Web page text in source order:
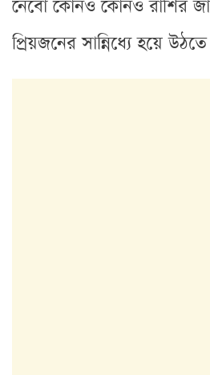
নেবো কোনও কোনও রাশির
প্রিয়জনের সান্নিধ্যে হয়ে